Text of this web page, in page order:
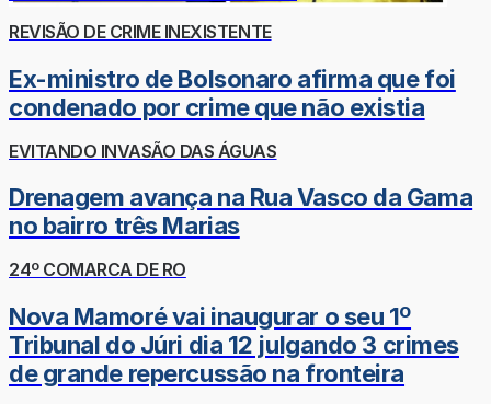
REVISÃO DE CRIME INEXISTENTE
Ex-ministro de Bolsonaro afirma que foi
condenado por crime que não existia
EVITANDO INVASÃO DAS ÁGUAS
Drenagem avança na Rua Vasco da Gama
no bairro três Marias
24º COMARCA DE RO
Nova Mamoré vai inaugurar o seu 1º
Tribunal do Júri dia 12 julgando 3 crimes
de grande repercussão na fronteira